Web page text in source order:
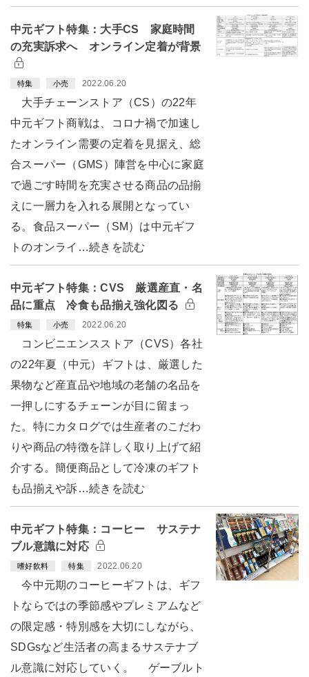
中元ギフト特集：大手CS 家庭時間
の充実訴求へ オンライン定着が背景
特集 小売 2022.06.20
大手チェーンストア（CS）の22年
中元ギフト商戦は、コロナ禍で加速し
たオンライン需要の定着を見据え、総
合スーパー（GMS）陣営を中心に家庭
で過ごす時間を充実させる商品の品揃
えに一層力を入れる展開となってい
る。食品スーパー（SM）は中元ギフ
トのオンライ…続きを読む
中元ギフト特集：CVS 厳選産直・名
品に重点 冷食も品揃え強化図る
特集 小売 2022.06.20
コンビニエンスストア（CVS）各社
の22年夏（中元）ギフトは、厳選した
果物など産直品や地域の老舗の名品を
一押しにするチェーンが目に留まっ
た。特にカタログでは生産者のこだわ
りや商品の特徴を詳しく取り上げて紹
介する。簡便商品として冷凍のギフト
も品揃えや訴…続きを読む
中元ギフト特集：コーヒー サステナ
ブル意識に対応
嗜好飲料 特集 2022.06.20
今中元期のコーヒーギフトは、ギフ
トならではの季節感やプレミアムなど
の限定感・特別感を大切にしながら、
SDGsなど生活者の高まるサステナブ
ル意識に対応していく。 ゲーブルト